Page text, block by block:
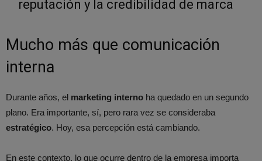
reputación y la credibilidad de marca
Mucho más que comunicación
interna
Durante años, el marketing interno ha quedado en un segundo
plano. Era importante, sí, pero rara vez se consideraba
estratégico. Hoy, esa percepción está cambiando.
En este contexto, lo que ocurre dentro de la empresa importa